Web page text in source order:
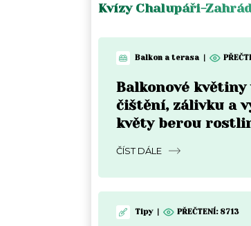
Kvízy Chalupáři-
Balkon a terasa
Balkonové
čištění, zálivku a
květy berou
ČÍST DÁLE
Tipy PŘEČTENÍ: 8713